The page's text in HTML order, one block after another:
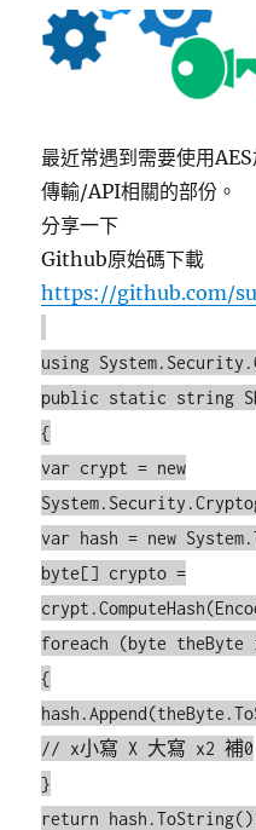
最近常遇到需要使用
傳輸/API相關的部份。
分享一下
Github原始碼下載
https://github.com/
using
public static string
{
var crypt = new
var hash = new
byte[] crypto =
foreach (byte
{
// x小寫 X 大寫 x2 補0
}
return